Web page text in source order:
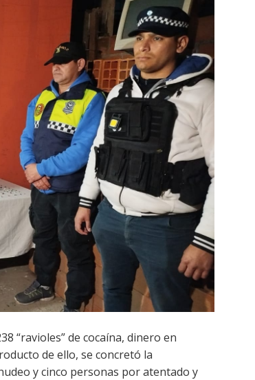
“ravioles” de cocaína, dinero en
de ello, se concretó la
y cinco personas por atentado y